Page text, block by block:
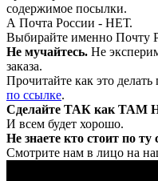
содержимое посылки.
А Почта России - НЕТ.
Выбирайте именно Почту
Не мучайтесь. Не
заказа.
Прочитайте как это
по ссылке.
Сделайте ТАК как
И всем будет хорошо.
Не знаете кто стоит по ту
Смотрите нам в лицо на